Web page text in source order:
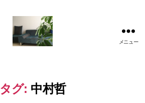
美
(お
メニュー
タグ: 中村哲